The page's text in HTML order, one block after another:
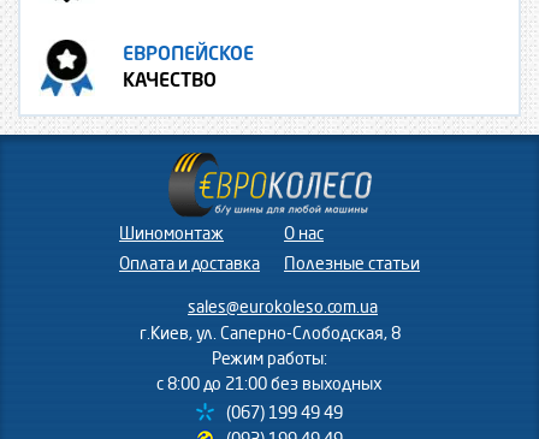
ЕВРОПЕЙСКОЕ
КАЧЕСТВО
Шиномонтаж
Оплата и доставка
О нас
Полезные статьи
sales@eurokoleso.com.ua
г.Киев, ул. Саперно-Слободская, 8
Режим работы:
с 8:00 до 21:00 без выходных
(067) 199 49 49